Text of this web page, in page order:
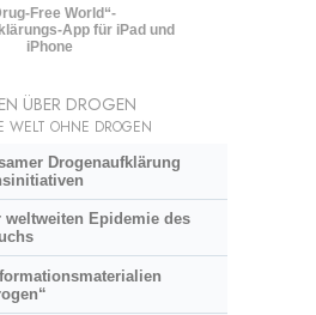
Free World“-
App für iPad und
iPhone
ÜBER DROGEN
WELT OHNE DROGEN
Drogenaufklärung
weltweiten Epidemie des